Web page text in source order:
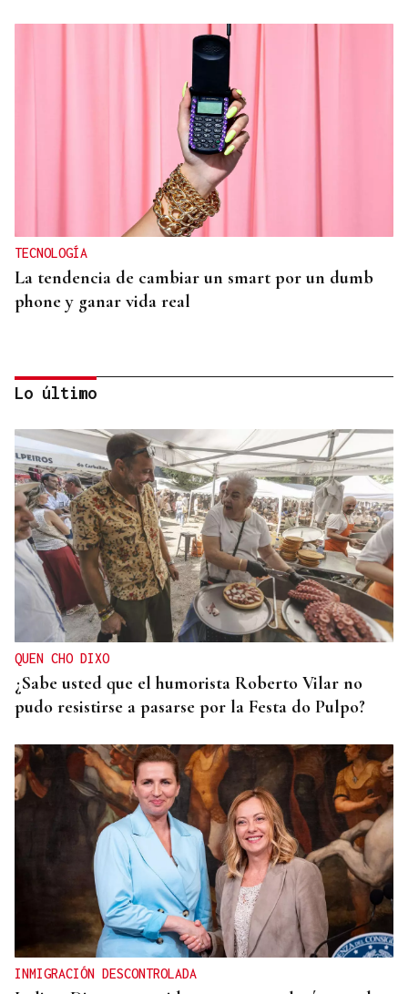
TECNOLOGÍA
La tendencia de cambiar un smart por un dumb
phone y ganar vida real
MODA
Black Friday 2025: el (ya no tan) secreto mejor
guardado del armario de las que más saben
Lo último
QUEN CHO DIXO
¿Sabe usted que el humorista Roberto Vilar no
pudo resistirse a pasarse por la Festa do Pulpo?
INMIGRACIÓN DESCONTROLADA